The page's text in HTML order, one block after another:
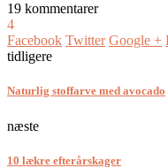
19 kommentarer
4
Facebook Twitter Google +
tidligere
Naturlig stoffarve med avocado
næste
10 lækre efterårskager